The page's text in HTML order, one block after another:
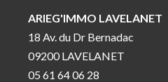
ARIEG'IMMO LAVELANET
18 Av. du Dr Bernadac
09200 LAVELANET
05 61 64 06 28